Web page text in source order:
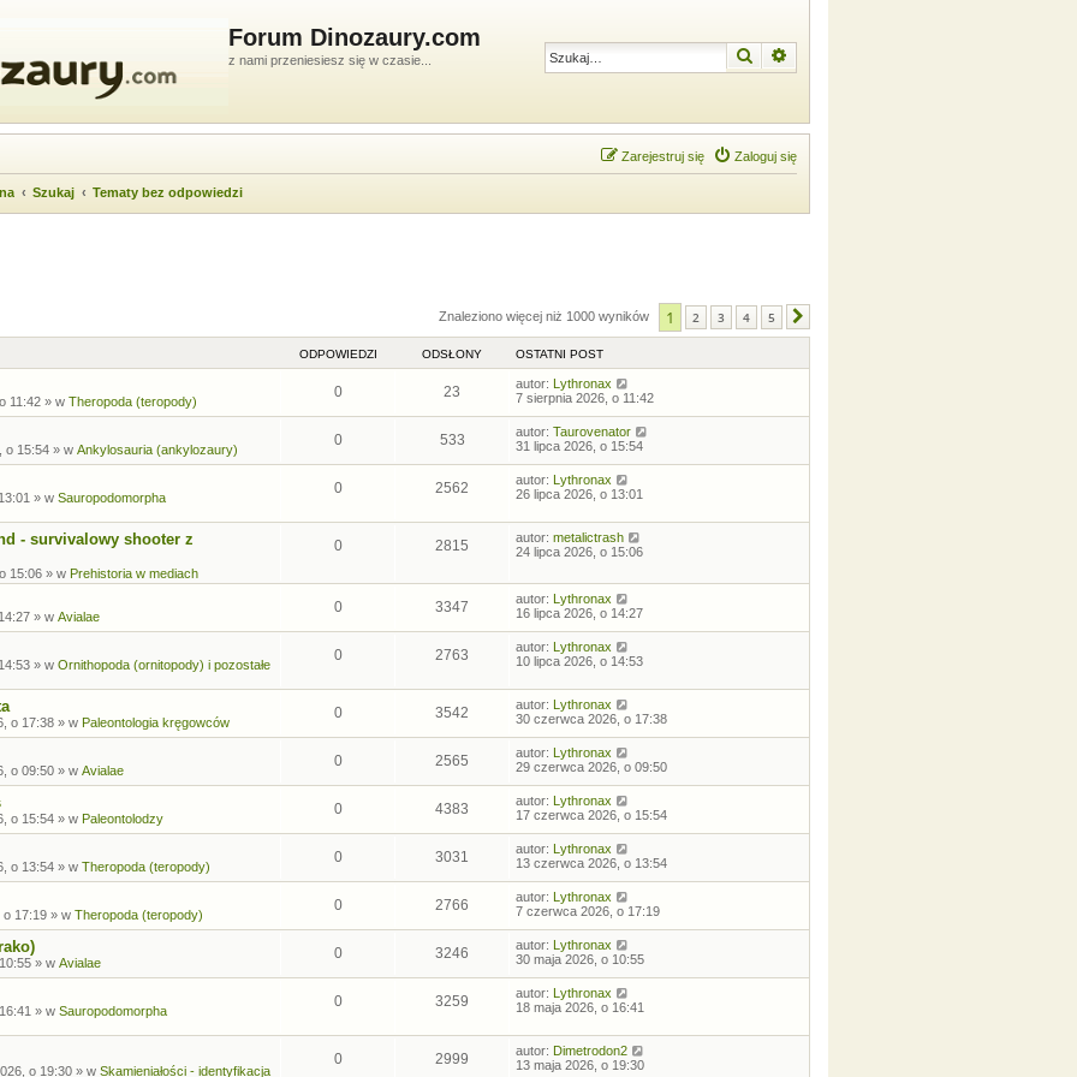
Forum Dinozaury.com
z nami przeniesiesz się w czasie... Szukaj
Zaloguj się
Zarejestruj się
Szukaj Tematy bez odpowiedzi
Znaleziono więcej niż 1000 wyników 1 2 3 4 5
ODPOWIEDZI ODSŁONY OSTATNI POST
11:42 » w Theropoda (teropody)
0 23 autor: Lythronax
7 sierpnia 2026, o 11:42
o 15:54 » w Ankylosauria (ankylozaury)
0 533 autor: Taurovenator
31 lipca 2026, o 15:54
» w Sauropodomorpha
0 2562 autor: Lythronax
26 lipca 2026, o 13:01
- survivalowy shooter z
15:06 » w Prehistoria w mediach
0 2815 autor: metalictrash
24 lipca 2026, o 15:06
» w Avialae
0 3347 autor: Lythronax
16 lipca 2026, o 14:27
» w Ornithopoda (ornitopody) i pozostałe
0 2763 autor: Lythronax
10 lipca 2026, o 14:53
o 17:38 » w Paleontologia kręgowców
0 3542 autor: Lythronax
30 czerwca 2026, o 17:38
o 09:50 » w Avialae
0 2565 autor: Lythronax
29 czerwca 2026, o 09:50
o 15:54 » w Paleontolodzy
0 4383 autor: Lythronax
17 czerwca 2026, o 15:54
o 13:54 » w Theropoda (teropody)
0 3031 autor: Lythronax
13 czerwca 2026, o 13:54
17:19 » w Theropoda (teropody)
0 2766 autor: Lythronax
7 czerwca 2026, o 17:19
» w Avialae
0 3246 autor: Lythronax
30 maja 2026, o 10:55
» w Sauropodomorpha
0 3259 autor: Lythronax
18 maja 2026, o 16:41
o 19:30 » w Skamieniałości - identyfikacja
0 2999 autor: Dimetrodon2
13 maja 2026, o 19:30